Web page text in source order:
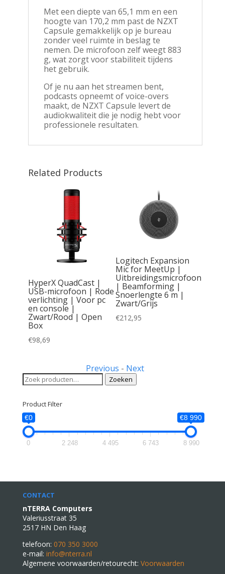
Met een diepte van 65,1 mm en een
hoogte van 170,2 mm past de NZXT
Capsule gemakkelijk op je bureau
zonder veel ruimte in beslag te
nemen. De microfoon zelf weegt 883
g, wat zorgt voor stabiliteit tijdens
het gebruik.
Of je nu aan het streamen bent,
podcasts opneemt of voice-overs
maakt, de NZXT Capsule levert de
audiokwaliteit die je nodig hebt voor
professionele resultaten.
Related Products
HyperX QuadCast |
USB-microfoon | Rode
verlichting | Voor pc
en console |
Zwart/Rood | Open
Box
€98,69
Logitech Expansion
Mic for MeetUp |
Uitbreidingsmicrofoon
| Beamforming |
Snoerlengte 6 m |
Zwart/Grijs
€212,95
Previous - Next
Zoeken
naar:
Zoeken
Product Filter
€0 €8 990
0 2 248 4 495 6 743 8 990
CONTACT
nTERRA Computers
Valeriusstraat 35
2517 HN Den Haag
telefoon: 070 350 3000
e-mail: info@nterra.nl
Algemene voorwaarden/retourecht: Voorwaarden